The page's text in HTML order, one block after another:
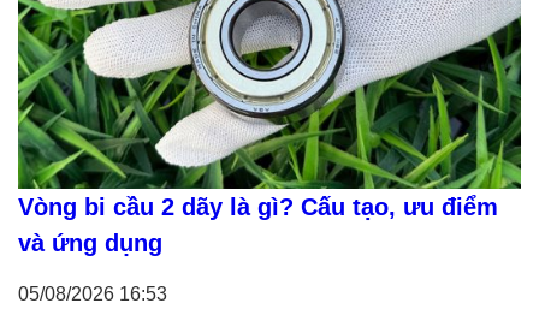
Vòng bi cầu 2 dãy là gì? Cấu tạo, ưu điểm
và ứng dụng
05/08/2026 16:53